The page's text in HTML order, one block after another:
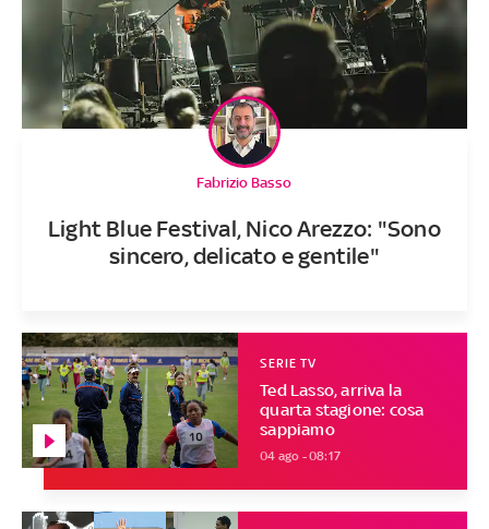
Light Blue Festival, Nico Arezzo: "Sono
sincero, delicato e gentile"
Fabrizio Basso
Ted Lasso, arriva la
quarta stagione: cosa
sappiamo
SERIE TV
04 ago - 08:17